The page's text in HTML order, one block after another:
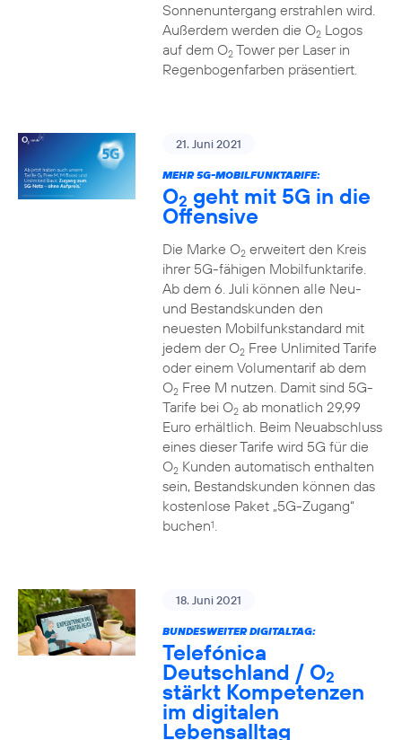
Sonnenuntergang erstrahlen wird.
Außerdem werden die O2Logos
auf dem O2Tower per Laser in
Regenbogenfarben präsentiert.
21. Juni 2021
MEHR 5G-MOBILFUNKTARIFE:
O2 geht mit 5G in die
Offensive
Die Marke O2erweitert den Kreis
ihrer 5G-fähigen Mobilfunktarife.
Ab dem 6. Juli können alle Neu-
und Bestandskunden den
neuesten Mobilfunkstandard mit
jedem der O2Free Unlimited Tarife
oder einem Volumentarif ab dem
O2Free M nutzen. Damit sind 5G-
Tarife bei O2ab monatlich 29,99
Euro erhältlich. Beim Neuabschluss
eines dieser Tarife wird 5G für die
O2Kunden automatisch enthalten
sein, Bestandskunden können das
kostenlose Paket „5G-Zugang“
buchen1.
18. Juni 2021
BUNDESWEITER DIGITALTAG:
Telefónica
Deutschland / O2
stärkt Kompetenzen
im digitalen
Lebensalltag